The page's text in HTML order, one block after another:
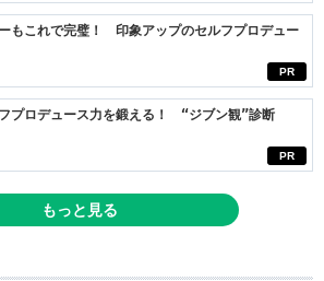
PR
もこれで完璧！ 印象アップのセルフプロデュー
PR
フプロデュース力を鍛える！ “ジブン観”診断
もっと見る